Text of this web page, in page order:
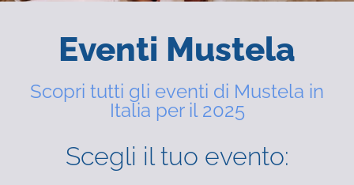
Eventi Mustela
Scopri tutti gli eventi di Mustela in
Italia per il 2025
Scegli il tuo evento: